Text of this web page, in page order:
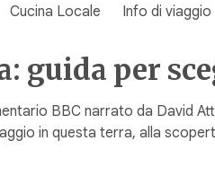
Cucina Locale Info di viaggio
guida per
BBC narrato da David
in questa terra, alla